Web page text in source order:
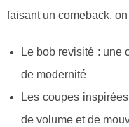
faisant un comeback, on
Le bob revisité : une
de modernité
Les coupes
de volume et de